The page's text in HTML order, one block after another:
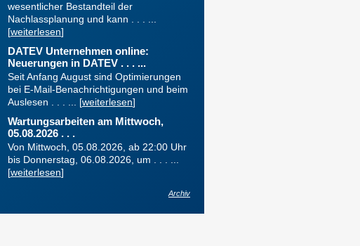
wesentlicher Bestandteil der
Nachlassplanung und kann . . . ...
[weiterlesen]
DATEV Unternehmen online:
Neuerungen in DATEV . . . ...
Seit Anfang August sind Optimierungen
bei E-Mail-Benachrichtigungen und beim
Auslesen . . . ... [weiterlesen]
Wartungsarbeiten am Mittwoch,
05.08.2026 . . .
Von Mittwoch, 05.08.2026, ab 22:00 Uhr
bis Donnerstag, 06.08.2026, um . . . ...
[weiterlesen]
Archiv